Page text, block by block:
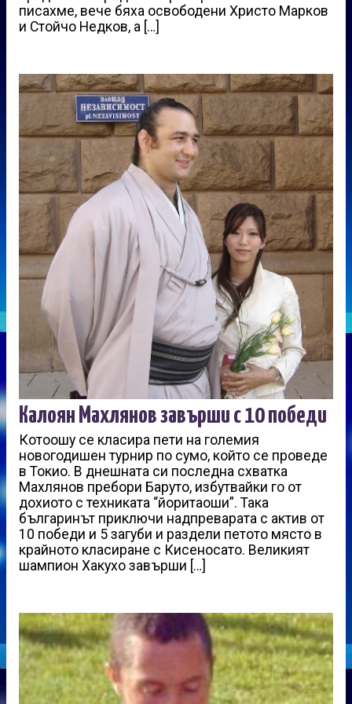
писахме, вече бяха освободени Христо Марков
и Стойчо Недков, а […]
Калоян Махлянов завърши с 10 победи
Котоошу се класира пети на големия
новогодишен турнир по сумо, който се проведе
в Токио. В днешната си последна схватка
Махлянов пребори Баруто, избутвайки го от
дохиото с техниката “йоритаоши”. Така
българинът приключи надпреварата с актив от
10 победи и 5 загуби и раздели петото място в
крайното класиране с Кисеносато. Великият
шампион Хакухо завърши […]